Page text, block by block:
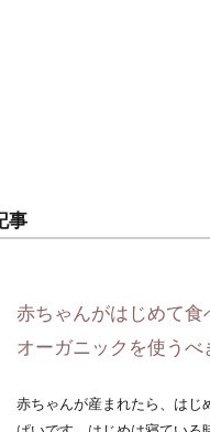
事
赤ちゃんがはじめて食
オーガニックを使うべ
赤ちゃんが産まれたら、はじ